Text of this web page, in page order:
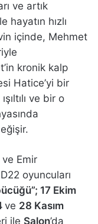
ve artık
hızlı
içinde, Mehmet
kronik kalp
Hatice’yi bir
ve bir o
ve Emir
oyuncuları
17 Ekim
ve 28 Kasım
ile Salon’da